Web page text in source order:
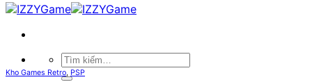
Tìm
kiếm:
Kho Games Retro, PSP